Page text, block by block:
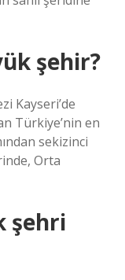
şehir?
Kayseri’de
Türkiye’nin en
sekizinci
Orta
şehri